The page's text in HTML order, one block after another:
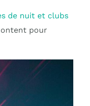
de nuit et clubs
pour